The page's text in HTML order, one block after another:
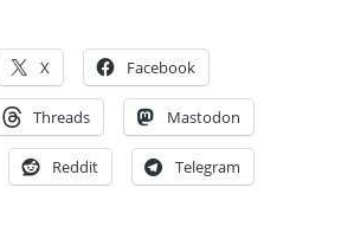
X Facebook
Threads Mastodon
Reddit Telegram